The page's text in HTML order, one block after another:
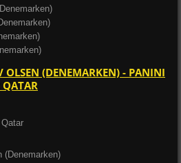
OLSEN (DENEMARKEN) - PANINI
(Denemarken)